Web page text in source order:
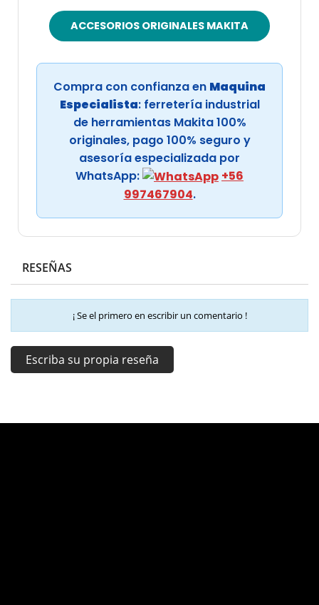
ACCESORIOS ORIGINALES MAKITA
Compra con confianza en Maquina
Especialista: ferretería industrial
de herramientas Makita 100%
originales, pago 100% seguro y
asesoría especializada por
WhatsApp:
+56
997467904.
RESEÑAS
¡ Se el primero en escribir un comentario !
Escriba su propia reseña